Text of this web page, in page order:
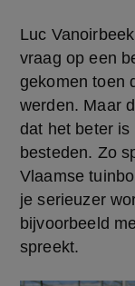
Luc
vraag op een
gekomen toen
werden. Maar
dat het beter is
besteden. Zo
Vlaamse
je serieuzer
bijvoorbeeld
spreekt.